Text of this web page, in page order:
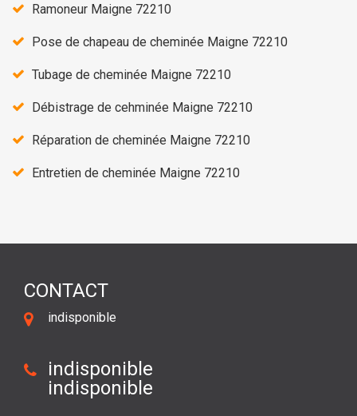
Ramoneur Maigne 72210
Pose de chapeau de cheminée Maigne 72210
Tubage de cheminée Maigne 72210
Débistrage de cehminée Maigne 72210
Réparation de cheminée Maigne 72210
Entretien de cheminée Maigne 72210
CONTACT
indisponible
indisponible
indisponible